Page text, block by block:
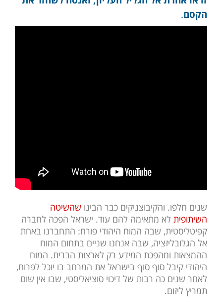
הקסם.
שנים חלפו. והקיבוצניקים כבר הבינו שהשיטה
השיתופית לא מתאימה להם עוד. ישראל הפכה לחברה
קפיטליסטית, שבה המוח היהודי פורח: התחברנו באחת
אל הגלובליזציה, שבה אנחנו שניים בתחום המוח
ההמצאות ומהפכת המידע רק לארצות הברית. המוח
היהודי קיבל סוף סוף בישראל את המרחב בו יוכל לפרוח,
לאחר שנים כה רבות של דיכוי סוציאליסטי, שבו אין שום
תמריץ ליזום.